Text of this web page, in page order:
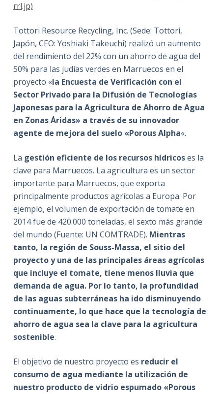
rrl.jp)
Tottori Resource Recycling, Inc. (Sede: Tottori,
Japón, CEO: Yoshiaki Takeuchi) realizó un aumento
del rendimiento del 22% con un ahorro de agua del
50% para las judías verdes en Marruecos en el
proyecto «la Encuesta de Verificación con el
Sector Privado para la Difusión de Tecnologías
Japonesas para la Agricultura de Ahorro de Agua
en Zonas Áridas» a través de su innovador
agente de mejora del suelo «Porous Alpha«.
La gestión eficiente de los recursos hídricoses la
clave para Marruecos. La agricultura es un sector
importante para Marruecos, que exporta
principalmente productos agrícolas a Europa. Por
ejemplo, el volumen de exportación de tomate en
2014 fue de 420.000 toneladas, el sexto más grande
del mundo (Fuente: UN COMTRADE). Mientras
tanto, la región de Souss-Massa, el sitio del
proyecto y una de las principales áreas agrícolas
que incluye el tomate, tiene menos lluvia que
demanda de agua. Por lo tanto, la profundidad
de las aguas subterráneas ha ido disminuyendo
continuamente, lo que hace que la tecnología de
ahorro de agua sea la clave para la agricultura
sostenible.
El objetivo de nuestro proyecto es reducir el
consumo de agua mediante la utilización de
nuestro producto de vidrio espumado «Porous